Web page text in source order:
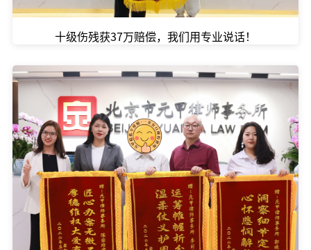
十级伤残获37万赔偿，我们用专业说话！